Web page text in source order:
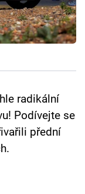
radikální
Podívejte se
přední